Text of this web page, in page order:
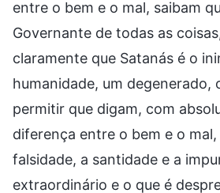
entre o bem e o mal, saibam
Governante de todas as
claramente que Satanás é o
humanidade, um degenerado,
permitir que digam, com
diferença entre o bem e o mal,
falsidade, a santidade e a
extraordinário e o que é